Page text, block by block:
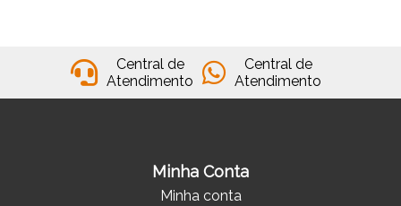
Central de
Atendimento
Central de
Atendimento
Minha Conta
Minha conta